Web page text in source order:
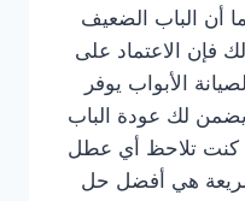
أن الباب الضعيف
فإن الاعتماد على
لصيانة الأبواب يوفر
لك عودة الباب
كنت تلاحظ أي عطل
هي أفضل حل